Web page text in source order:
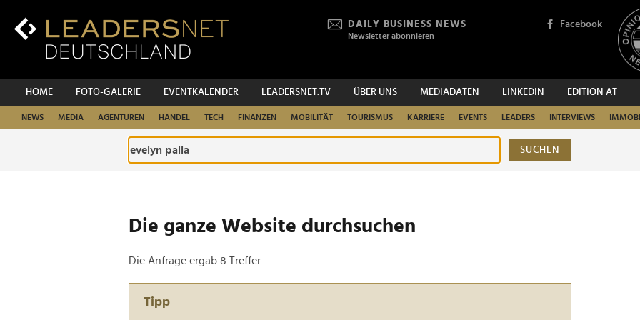
Inhalt
DAILY BUSINESS NEWS
Newsletter abonnieren
Facebook
HOME FOTO-GALERIE EVENTKALENDER LEADERSNET.TV ÜBER UNS MEDIADATEN LINKEDIN EDITION AT
NEWS MEDIA AGENTUREN HANDEL TECH FINANZEN MOBILITÄT TOURISMUS KARRIERE EVENTS LEADERS INTERVIEWS
SUCHEN
Die ganze Website durchsuchen
Die Anfrage ergab 8 Treffer.
Tipp